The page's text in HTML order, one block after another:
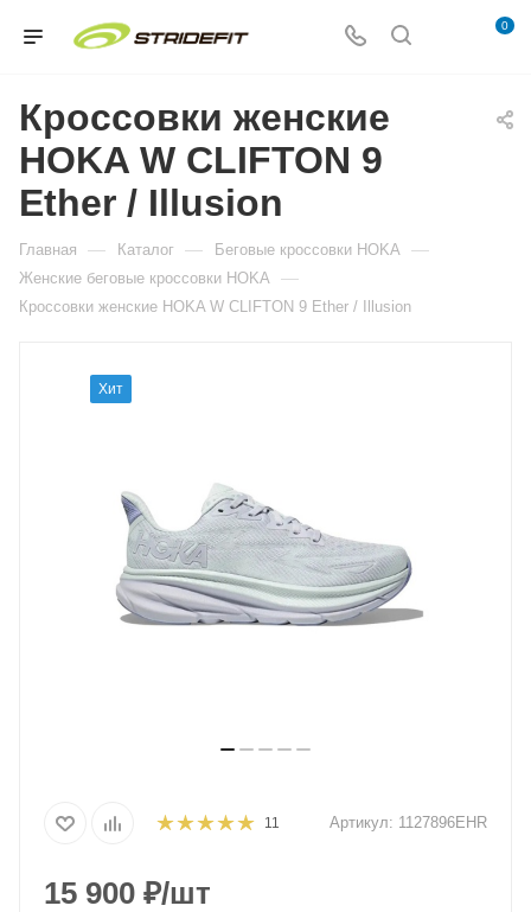
0
Кроссовки женские
HOKA W CLIFTON 9
Ether / Illusion
Главная — Каталог — Беговые кроссовки HOKA —
Женские беговые кроссовки HOKA —
Кроссовки женские HOKA W CLIFTON 9 Ether / Illusion
Хит
11 Артикул: 1127896EHR
15 900 ₽/шт